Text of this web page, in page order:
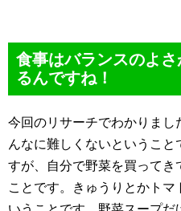
食事はバランスのよ
るんですね！
今回のリサーチでわかりま
んなに難しくないというこ
すが、自分で野菜を買ってき
ことです。きゅうりとかト